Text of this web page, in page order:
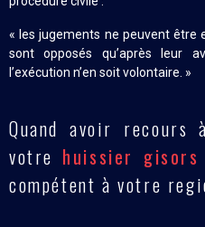
« les jugements ne peuvent être
sont opposés qu’après leur
l’exécution n’en soit volontaire. »
Quand avoir
votre huissier gisors
compétent à votre